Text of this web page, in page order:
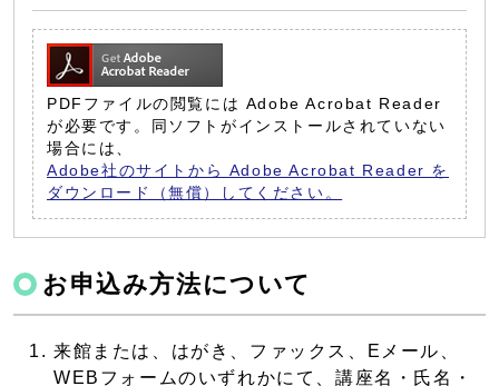
PDFファイルの閲覧には Adobe Acrobat Reader
が必要です。同ソフトがインストールされていない
場合には、
Adobe社のサイトから Adobe Acrobat Reader を
ダウンロード（無償）してください。
お申込み方法について
来館または、はがき、ファックス、Eメール、
WEBフォームのいずれかにて、講座名・氏名・